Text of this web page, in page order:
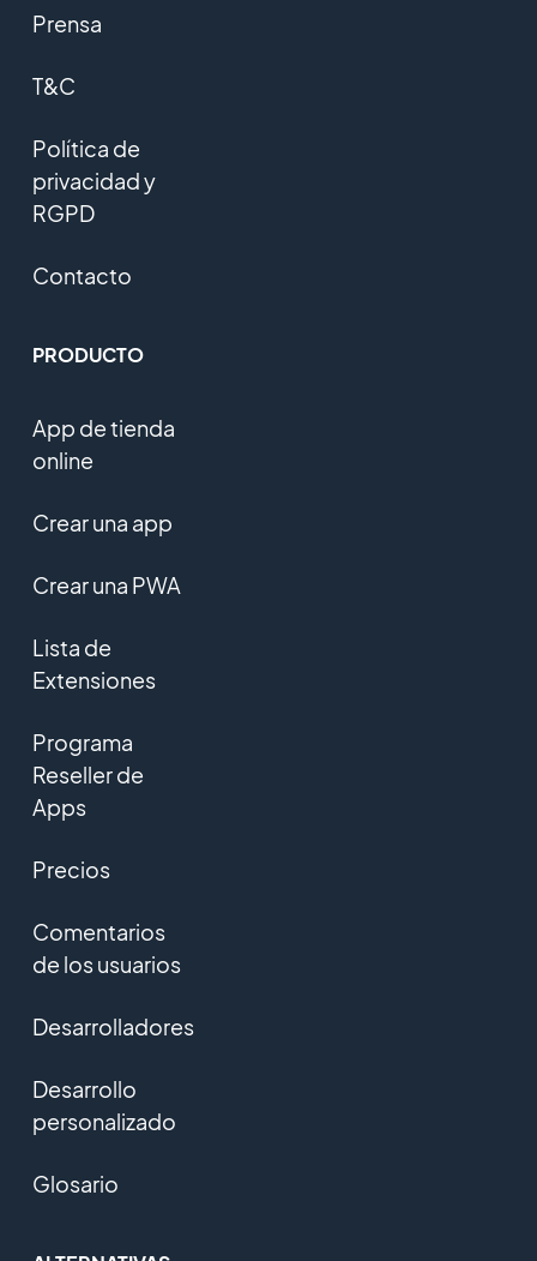
Prensa
T&C
Política de
privacidad y
RGPD
Contacto
PRODUCTO
App de tienda
online
Crear una app
Crear una PWA
Lista de
Extensiones
Programa
Reseller de
Apps
Precios
Comentarios
de los usuarios
Desarrolladores
Desarrollo
personalizado
Glosario